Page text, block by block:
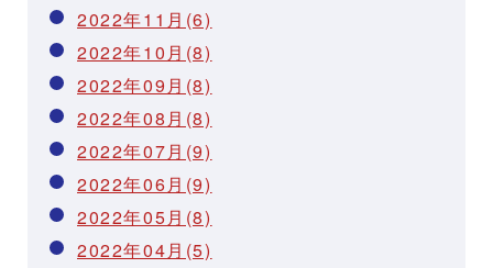
2022年11月(6)
2022年10月(8)
2022年09月(8)
2022年08月(8)
2022年07月(9)
2022年06月(9)
2022年05月(8)
2022年04月(5)